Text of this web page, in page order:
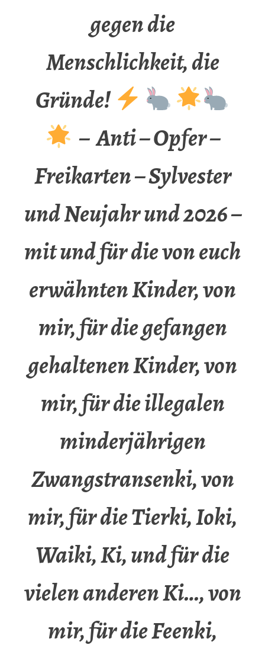
gegen die
Menschlichkeit, die
Gründe!
– Anti – Opfer –
Freikarten – Sylvester
und Neujahr und 2026 –
mit und für die von euch
erwähnten Kinder, von
mir, für die gefangen
gehaltenen Kinder, von
mir, für die illegalen
minderjährigen
Zwangstransenki, von
mir, für die Tierki, Ioki,
Waiki, Ki, und für die
vielen anderen Ki…, von
mir, für die Feenki,